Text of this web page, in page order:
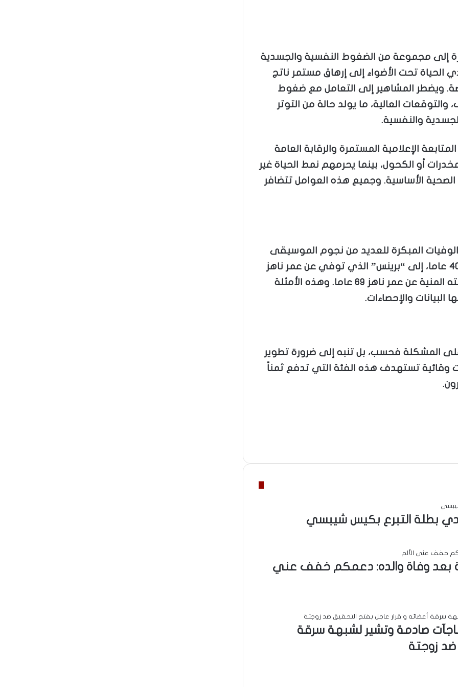
إلى مجموعة من الضغوط النفسية والجسدية
الحياة تحت الأضواء إلى إرهاق مستمر ناتج
ويضطر المشاهير إلى التعامل مع ضغوط
العالية، ما يولد حالة من التوتر
والنفسية.
الإعلامية المستمرة والرقابة العامة
أو الكحول، بينما يحرمهم نمط الحياة غير
الصحية الأساسية. وجميع هذه العوامل تتضافر
المبكرة للعديد من نجوم الموسيقى
العالميين، من جون لينون الذي رحل بعمر 40 عاما، إلى “برينس” الذي توفي عن عمر ناهز
57 عاما، وصولا إلى ديفيد بوي الذي وافته المنية عن عمر ناهز 69 عاما. وهذه الأمثلة
والإحصاءات.
المشكلة فحسب، بل تنبه إلى ضرورة تطوير
وقائية تستهدف هذه الفئة التي تدفع ثمناً
بعد وفاة والده: دعمكم خفف عني
صادمة وتشير لشبهة سرقة
ضد زوجتة